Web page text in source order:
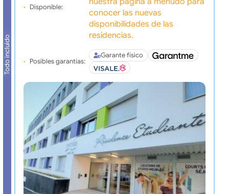
Todo incluido
Disponible:
conocer las nuevas
disponibilidades de las
residencias.
Posibles garantías:
Garante físico